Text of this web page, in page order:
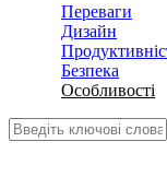
Переваги
Дизайн
Безпека
Особливості